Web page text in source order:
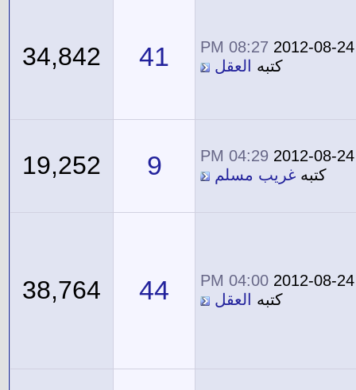
2012-08-24
08:27 PM
كتبه
العقل 41
34,842
2012-08-24
04:29 PM
كتبه غريب مسلم 9
19,252
2012-08-24
04:00 PM
كتبه
العقل 44
38,764